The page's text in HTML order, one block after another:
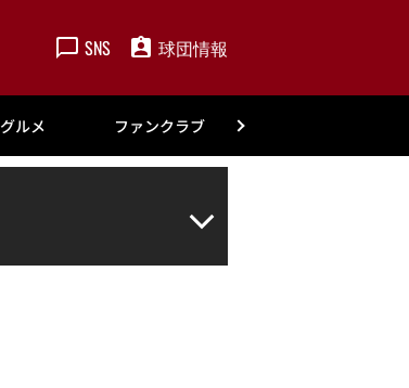
SNS 球団情報
グルメ ファンクラブ